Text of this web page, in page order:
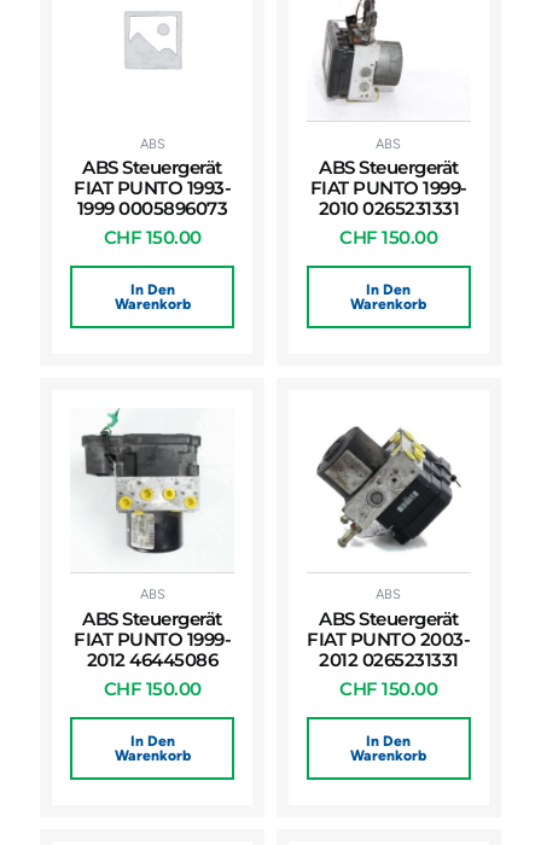
ABS
ABS Steuergerät
FIAT PUNTO 1993-
1999 0005896073
CHF 150.00
In Den
Warenkorb
ABS
ABS Steuergerät
FIAT PUNTO 1999-
2010 0265231331
CHF 150.00
In Den
Warenkorb
ABS
ABS Steuergerät
FIAT PUNTO 1999-
2012 46445086
CHF 150.00
In Den
Warenkorb
ABS
ABS Steuergerät
FIAT PUNTO 2003-
2012 0265231331
CHF 150.00
In Den
Warenkorb